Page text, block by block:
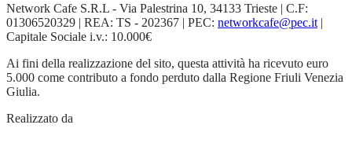
Network Cafe S.R.L - Via Palestrina 10, 34133 Trieste | C.F:
01306520329 | REA: TS - 202367 | PEC: networkcafe@pec.it |
Capitale Sociale i.v.: 10.000€
Ai fini della realizzazione del sito, questa attività ha ricevuto euro
5.000 come contributo a fondo perduto dalla Regione Friuli Venezia
Giulia.
Realizzato da